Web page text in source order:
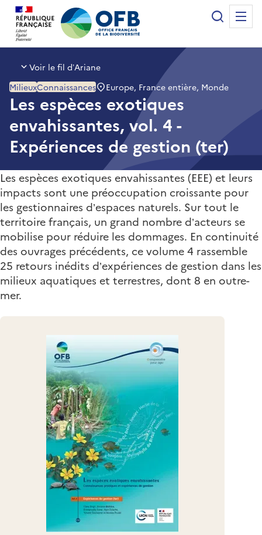
Office français de la biodiversité
Recherche
Voir le fil d’Ariane
Les espèces exotiques
envahissantes, vol. 4 -
Expériences de gestion (ter)
MilieuxConnaissances Europe, France entière, Monde
Les espèces exotiques envahissantes (EEE) et leurs
impacts sont une préoccupation croissante pour
les gestionnaires d’espaces naturels. Sur tout le
territoire français, un grand nombre d’acteurs se
mobilise pour réduire les dommages. En continuité
des ouvrages précédents, ce volume 4 rassemble
25 retours inédits d’expériences de gestion dans les
milieux aquatiques et terrestres, dont 8 en outre-
mer.
Panneau de gestion des cookies